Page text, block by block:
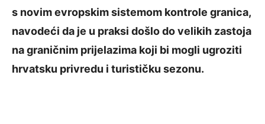
s novim evropskim sistemom kontrole granica,
navodeći da je u praksi došlo do velikih zastoja
na graničnim prijelazima koji bi mogli ugroziti
hrvatsku privredu i turističku sezonu.